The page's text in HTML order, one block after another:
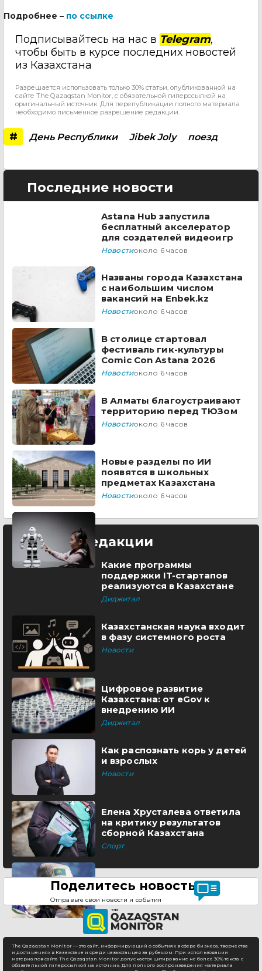
Подробнее – по ссылке
Подписывайтесь на нас в Telegram,
чтобы быть в курсе последних новостей
из Казахстана
Разрешается использовать только 30% статьи, опубликованной на
сайте The Qazaqstan Monitor, с обязательной гиперссылкой на
оригинальный источник. Для перепубликации полного материала
необходимо письменное разрешение редакции.
# День Республики Jibek Joly поезд
Последние новости
Astana Hub запустила
бесплатный акселератор
для создателей видеоигр
Новостиоколо 6 часов
Названы города Казахстана
с наибольшим числом
вакансий на Enbek.kz
Новостиоколо 6 часов
В столице стартовал
фестиваль гик-культуры
Comic Con Astana 2026
Новостиоколо 6 часов
В Алматы благоустраивают
территорию перед ТЮЗом
Новостиоколо 6 часов
Новые разделы по ИИ
появятся в школьных
предметах Казахстана
Новостиоколо 6 часов
Выбор редакции
Какие программы
поддержки IT-стартапов
реализуются в Казахстане
Диджитал
Казахстанская наука входит
в фазу системного роста
Новости
Цифровое развитие
Казахстана: от eGov к
внедрению ИИ
Диджитал
Как распознать корь у детей
и взрослых
Новости
Елена Хрусталева ответила
на критику результатов
сборной Казахстана
Спорт
Поделитесь новостью
Отправьте свои новости и события
The Qazaqstan Monitor — это сайт, информирующий о событиях в сфере бизнеса, творчества
и достижениях в Казахстане и среди казахстанцев за рубежом. При использовании
материалов сайта The Qazaqstan Monitor допускается цитирование не более 30% текста с
обязательной гиперссылкой на источник. Для полного воспроизведения материала